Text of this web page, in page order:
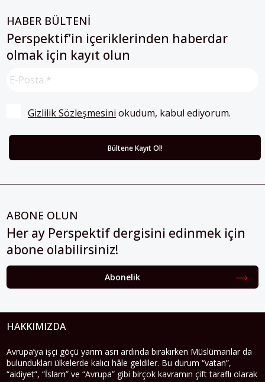
HABER BÜLTENİ
Perspektif’in içeriklerinden haberdar
olmak için kayıt olun
Gizlilik Sözleşmesini okudum, kabul ediyorum.
ABONE OLUN
Her ay Perspektif dergisini edinmek için
abone olabilirsiniz!
Abonelik
HAKKIMIZDA
Avrupa’ya işçi göçü yarım asrı ardında bırakırken Müslümanlar da
bulundukları ülkelerde kalıcı hâle geldiler. Bu durum “vatan”,
“aidiyet”, “İslam” ve “Avrupa” gibi birçok kavramın çift taraflı olarak